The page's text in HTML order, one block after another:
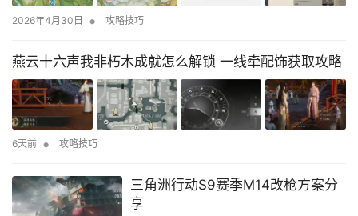
2026年4月30日 • 攻略技巧
燕云十六声我非朽木成就怎么解锁 一线牵配饰获取攻略
6天前 • 攻略技巧
三角洲行动S9赛季M14改枪方案分
享